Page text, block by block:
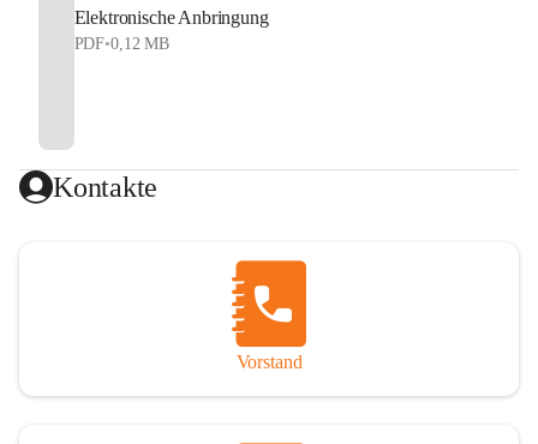
Elektronische Anbringung
PDF•0,12 MB
Kontakte
Vorstand